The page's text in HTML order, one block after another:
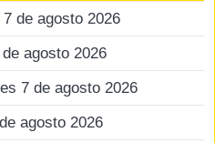
de agosto 2026
agosto 2026
7 de agosto 2026
agosto 2026